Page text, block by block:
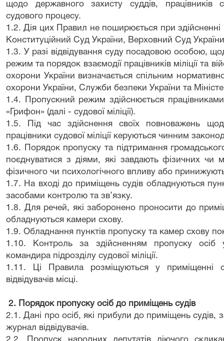
щодо державного захисту суддів, працівників
судового процесу.
1.2. Дія цих Правил не поширюється при
Конституційний Суд України, Верховний Суд
1.3. У разі відвідування суду посадовою особою,
режим та порядок взаємодії працівників міліції та
охорони України визначається спільним
охорони України, Служби безпеки України та
1.4. Пропускний режим здійснюється працівниками
«Грифон» (далі - судової міліції).
1.5. Під час здійснення своїх повноважень
працівники судової міліції керуються чинним
1.6. Порядок пропуску та підтримання
поєднуватися з діями, які завдають фізичних чи
фізичного чи психологічного впливу або принижують
1.7. На вході до приміщень судів обладнуються
засобами контролю та зв’язку.
1.8. Для речей, які заборонено проносити до
обладнуються камери схову.
1.9. Обладнання пунктів пропуску та камер схову
1.10. Контроль за здійсненням пропуску осіб
командира підрозділу судової міліції.
1.11. Ці Правила розміщуються у
відвідувачів місці.
2. Порядок пропуску осіб до приміщень судів
2.1. Дані про осіб, які прибули до приміщень судів,
журнал відвідувачів.